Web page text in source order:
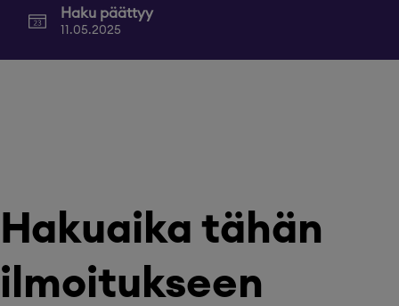
Haku päättyy
11.05.2025
Hakuaika tähän
ilmoitukseen